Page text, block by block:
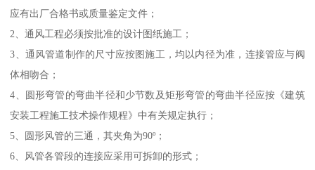
应有出厂合格书或质量鉴定文件；
2、通风工程必须按批准的设计图纸施工；
3、通风管道制作的尺寸应按图施工，均以内径为准，连接管应与阀
体相吻合；
4、圆形弯管的弯曲半径和少节数及矩形弯管的弯曲半径应按《建筑
安装工程施工技术操作规程》中有关规定执行；
5、圆形风管的三通，其夹角为90º；
6、风管各管段的连接应采用可拆卸的形式；